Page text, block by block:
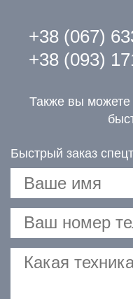
+38 (067)
+38 (093)
Также вы можете
Быстрый заказ